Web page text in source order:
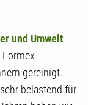
und Umwelt
gereinigt.
belastend für